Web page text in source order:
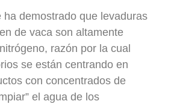
ha demostrado que levaduras
de vaca son altamente
razón por la cual
se están centrando en
con concentrados de
el agua de los